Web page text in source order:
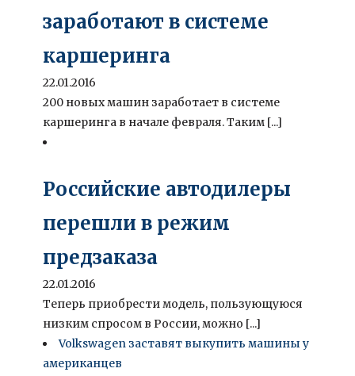
заработают в системе
каршеринга
22.01.2016
200 новых машин заработает в системе
каршеринга в начале февраля. Таким [...]
Российские автодилеры
перешли в режим
предзаказа
22.01.2016
Теперь приобрести модель, пользующуюся
низким спросом в России, можно [...]
Volkswagen заставят выкупить машины у
американцев